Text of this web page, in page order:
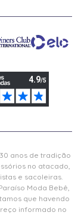
anos de tradição
no atacado,
e sacoleiras.
Moda Bebê,
que havendo
informado no